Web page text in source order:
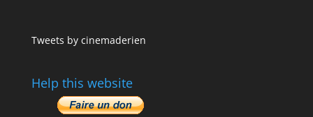
Tweets by cinemaderien
Help this website